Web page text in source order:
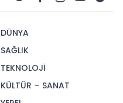
DÜNYA
SAĞLIK
TEKNOLOJİ
KÜLTÜR - SANAT